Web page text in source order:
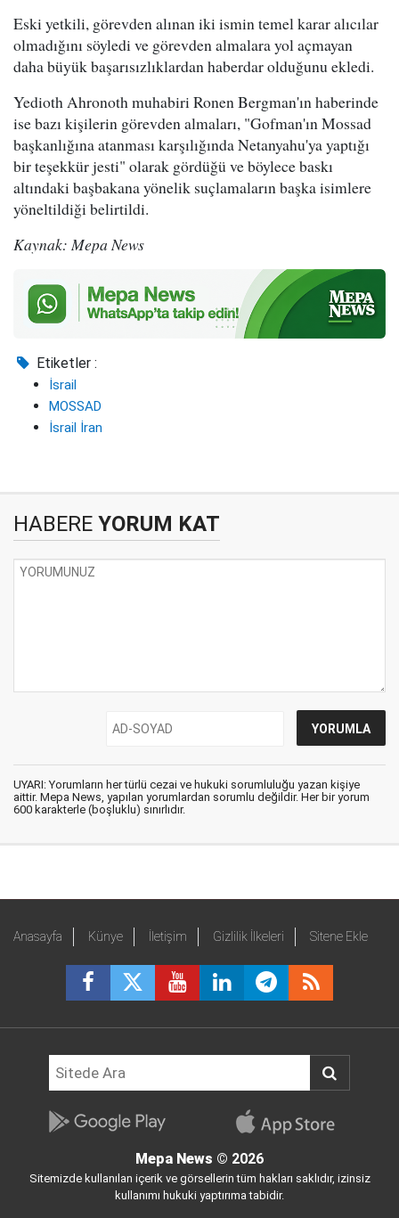
Eski yetkili, görevden alınan iki ismin temel karar alıcılar
olmadığını söyledi ve görevden almalara yol açmayan
daha büyük başarısızlıklardan haberdar olduğunu ekledi.
Yedioth Ahronoth muhabiri Ronen Bergman'ın haberinde
ise bazı kişilerin görevden almaları, "Gofman'ın Mossad
başkanlığına atanması karşılığında Netanyahu'ya yaptığı
bir teşekkür jesti" olarak gördüğü ve böylece baskı
altındaki başbakana yönelik suçlamaların başka isimlere
yöneltildiği belirtildi.
Kaynak: Mepa News
Etiketler :
İsrail
MOSSAD
İsrail İran
HABERE YORUM KAT
UYARI: Yorumların her türlü cezai ve hukuki sorumluluğu yazan kişiye
aittir. Mepa News, yapılan yorumlardan sorumlu değildir. Her bir yorum
600 karakterle (boşluklu) sınırlıdır.
Anasayfa Künye İletişim Gizlilik İlkeleri Sitene Ekle
Mepa News © 2026
Sitemizde kullanılan içerik ve görsellerin tüm hakları saklıdır, izinsiz
kullanımı hukuki yaptırıma tabidir.